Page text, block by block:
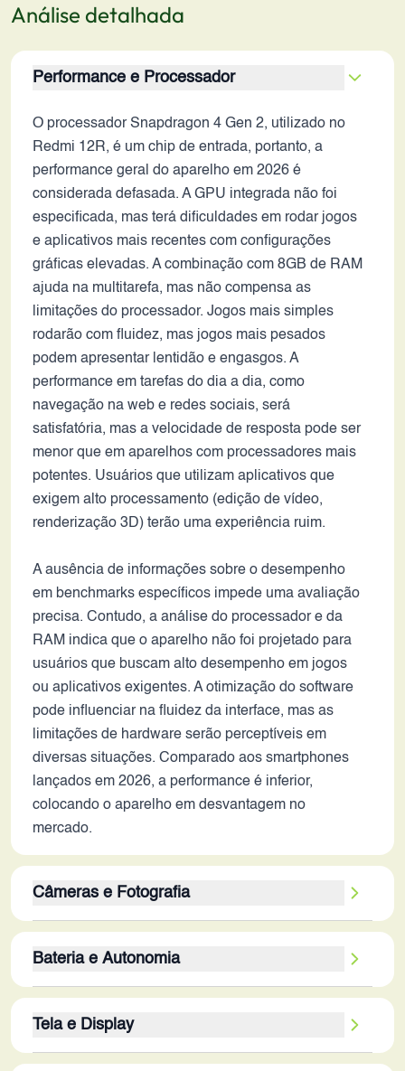
Análise detalhada
Performance e Processador
O processador Snapdragon 4 Gen 2, utilizado no
Redmi 12R, é um chip de entrada, portanto, a
performance geral do aparelho em 2026 é
considerada defasada. A GPU integrada não foi
especificada, mas terá dificuldades em rodar jogos
e aplicativos mais recentes com configurações
gráficas elevadas. A combinação com 8GB de RAM
ajuda na multitarefa, mas não compensa as
limitações do processador. Jogos mais simples
rodarão com fluidez, mas jogos mais pesados
podem apresentar lentidão e engasgos. A
performance em tarefas do dia a dia, como
navegação na web e redes sociais, será
satisfatória, mas a velocidade de resposta pode ser
menor que em aparelhos com processadores mais
potentes. Usuários que utilizam aplicativos que
exigem alto processamento (edição de vídeo,
renderização 3D) terão uma experiência ruim.
A ausência de informações sobre o desempenho
em benchmarks específicos impede uma avaliação
precisa. Contudo, a análise do processador e da
RAM indica que o aparelho não foi projetado para
usuários que buscam alto desempenho em jogos
ou aplicativos exigentes. A otimização do software
pode influenciar na fluidez da interface, mas as
limitações de hardware serão perceptíveis em
diversas situações. Comparado aos smartphones
lançados em 2026, a performance é inferior,
colocando o aparelho em desvantagem no
mercado.
Câmeras e Fotografia
12R, mas a qualidade das fotos em 2026
dependerá de diversos fatores. A ausência de
sensor limitam a capacidade de capturar fotos e
vídeos de alta qualidade em condições de pouca
Bateria e Autonomia
indicando uma boa autonomia para uso moderado.
Em 2026, a capacidade ainda é considerada boa,
Tela e Display